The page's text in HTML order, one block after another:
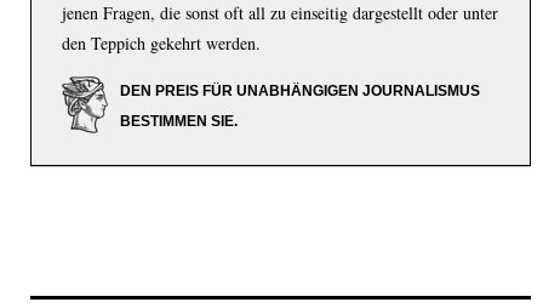
jenen Fragen, die sonst oft all zu einseitig dargestellt oder unter
den Teppich gekehrt werden.
DEN PREIS FÜR UNABHÄNGIGEN JOURNALISMUS
BESTIMMEN SIE.